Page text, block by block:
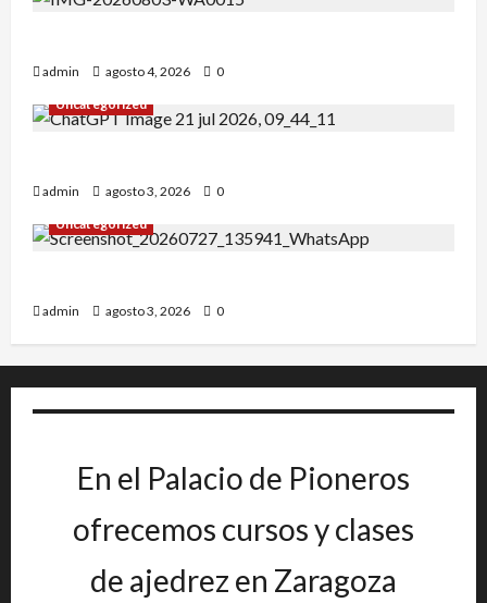
admin agosto 4, 2026
0
Uncategorized
admin agosto 3, 2026
0
Uncategorized
admin agosto 3, 2026 0
En el Palacio de Pioneros
ofrecemos cursos y clases
de ajedrez en Zaragoza